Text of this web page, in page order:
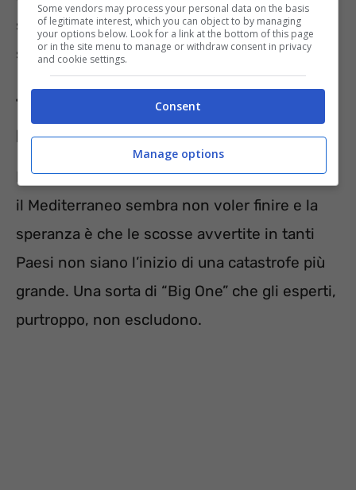
sono registrate scosse anche in Toscana,
seppur di moderata entità.
Terremoto, colpita anche la Croazia,
paura e danni, ecco cos’è successo
L’ondata di terremoti che sta investendo tutto
il Mediterraneo sembra non voler finire e la
speranza è che le scosse avvertite in tanti
Paesi non siano l’inizio di una catastrofe più
grande. Una sorta di “Big One” che gli esperti,
purtroppo, non escludono.
Some vendors may process your personal data on the basis
of legitimate interest, which you can object to by managing
your options below. Look for a link at the bottom of this page
or in the site menu to manage or withdraw consent in privacy
and cookie settings.
Consent
Manage options